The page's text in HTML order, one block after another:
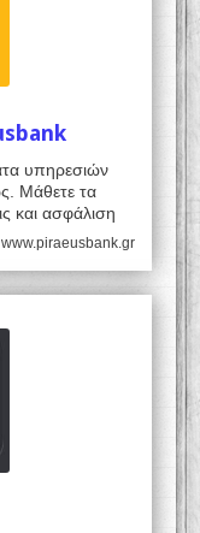
υπηρεσιών
Μάθετε τα
και ασφάλιση
www.piraeusbank.gr